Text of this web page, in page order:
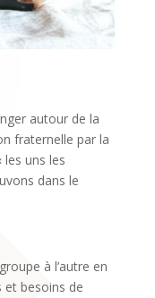
autour de la
fraternelle par la
uns les
dans le
à l’autre en
besoins de